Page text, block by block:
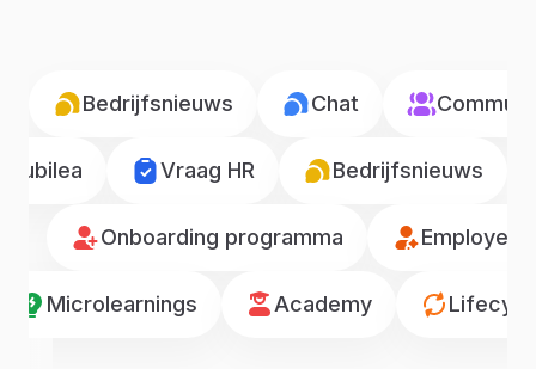
Bedrijfsnieuws Chat
Jubilea Vraag HR Bedrijfsnieuws
Onboarding programma Employee
Microlearnings Academy